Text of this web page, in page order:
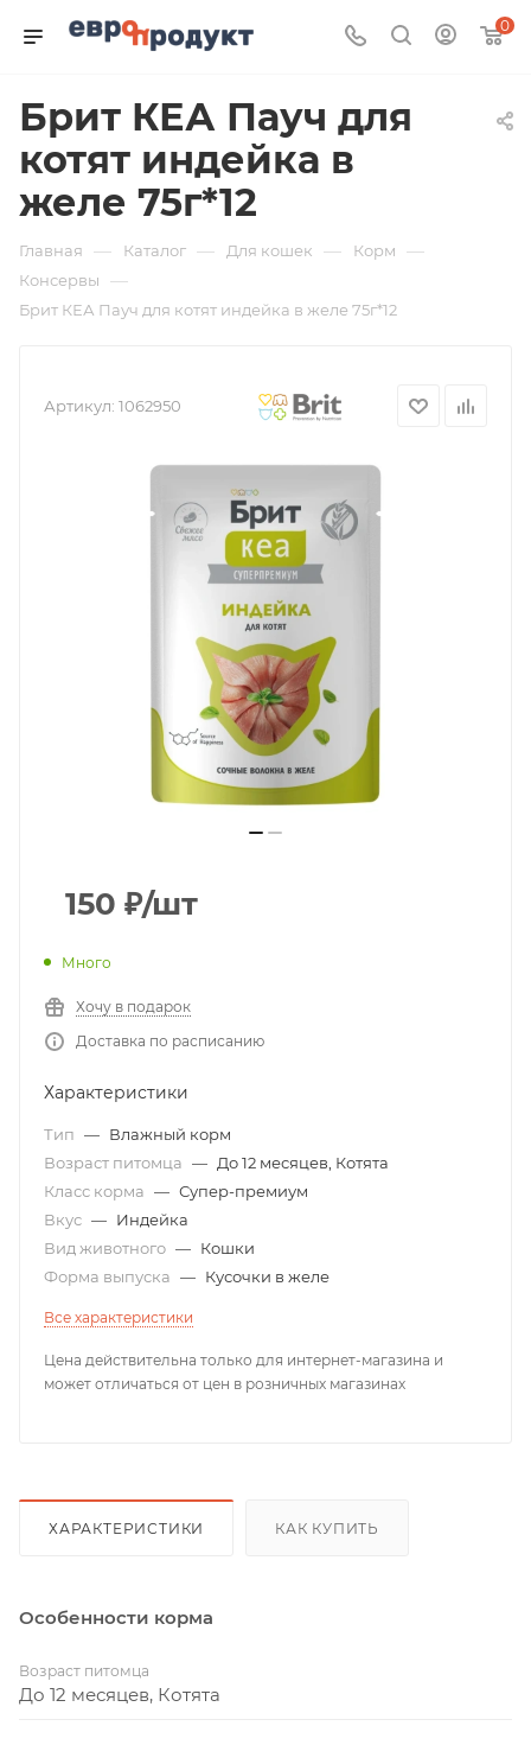
0
Брит КЕА Пауч для
котят индейка в
желе 75г*12
Главная — Каталог — Для кошек — Корм —
Консервы —
Брит КЕА Пауч для котят индейка в желе 75г*12
Артикул: 1062950
150 ₽/шт
Много
Хочу в подарок
Доставка по расписанию
Характеристики
Тип — Влажный корм
Возраст питомца — До 12 месяцев, Котята
Класс корма — Супер-премиум
Вкус — Индейка
Вид животного — Кошки
Форма выпуска — Кусочки в желе
Все характеристики
Цена действительна только для интернет-магазина и
может отличаться от цен в розничных магазинах
ХАРАКТЕРИСТИКИ КАК КУПИТЬ
Особенности корма
Возраст питомца
До 12 месяцев, Котята